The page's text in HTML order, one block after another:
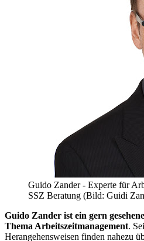
Guido Zander - Experte für
SSZ Beratung (Bild: Guidi
Guido Zander ist ein gern
Thema Arbeitszeitmanagement.
Herangehensweisen finden nahezu